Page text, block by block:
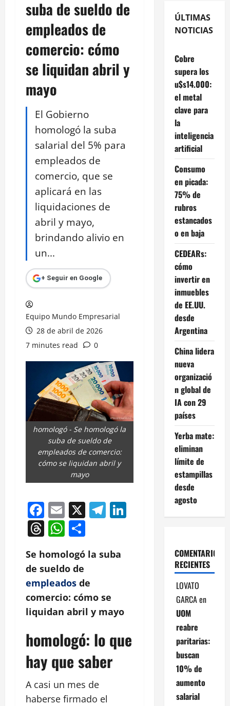
suba de sueldo de
empleados de
comercio: cómo
se liquidan abril y
mayo
El Gobierno
homologó la suba
salarial del 5% para
empleados de
comercio, que se
aplicará en las
liquidaciones de
abril y mayo,
brindando alivio en
un...
+ Seguir en Google
Equipo Mundo Empresarial
28 de abril de 2026
7 minutes read
0
homologó - Se homologó la
suba de sueldo de
empleados de comercio:
cómo se liquidan abril y
mayo
Facebook
Email
X Telegram
LinkedIn
Threads
WhatsApp
Se homologó la suba
de sueldo de
empleados de
comercio: cómo se
liquidan abril y mayo
homologó: lo que
hay que saber
A casi un mes de
haberse firmado el
ÚLTIMAS
NOTICIAS
Cobre
supera los
u$s14.000:
el metal
clave para
la
inteligencia
artificial
Consumo
en picada:
75% de
rubros
estancados
o en baja
CEDEARs:
cómo
invertir en
inmuebles
de EE.UU.
desde
Argentina
China lidera
nueva
organizació
n global de
IA con 29
países
Yerba mate:
eliminan
límite de
estampillas
desde
agosto
COMENTARIOS
RECIENTES
LOVATO
GARCAen
UOM
reabre
paritarias:
buscan
10% de
aumento
salarial